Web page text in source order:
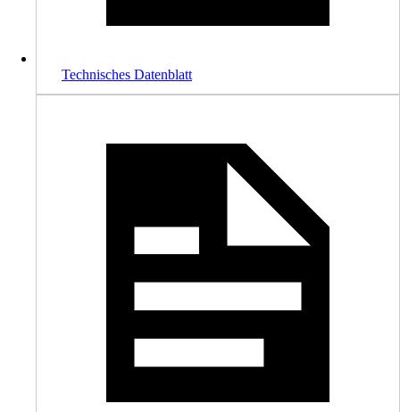
Technisches Datenblatt